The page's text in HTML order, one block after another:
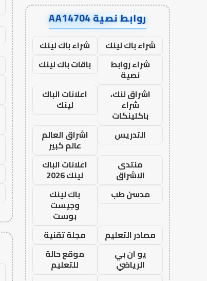
روابط نصية AA14704
شراء باك لينك
شراء باك لينك
شراء روابط
نصية
باقات باك لينك
اشراق لنك،
شراء
باكلينكات
اعلانات الباك
لينك
التدريس
اشراق العالم
عالم كبير
منتدى
الاشراق
اعلانات الباك
لينك 2026
مدسن طب
باك لينك
وجيست
بوست
مصادر التعليم
مجلة تقنية
يو ان بي
الرياضي
موقع حالة
للتعليم